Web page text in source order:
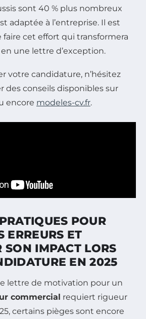
sont 40 % plus nombreux
adaptée à l’entreprise. Il est
cet effort qui transformera
une lettre d’exception.
votre candidature, n’hésitez
des conseils disponibles sur
encore modeles-cv.fr.
POUR
ERREURS ET
SON IMPACT LORS
EN 2025
lettre de motivation pour un
commercial requiert rigueur
certains pièges sont encore